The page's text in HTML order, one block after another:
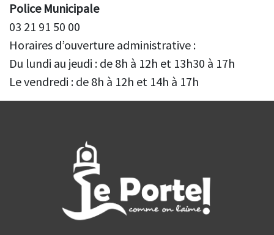
Police Municipale
03 21 91 50 00
Horaires d’ouverture administrative :
Du lundi au jeudi : de 8h à 12h et 13h30 à 17h
Le vendredi : de 8h à 12h et 14h à 17h